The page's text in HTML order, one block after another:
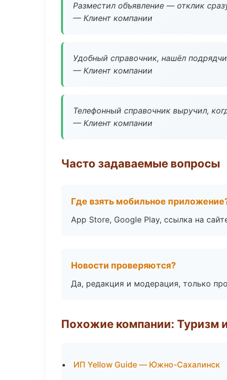
Разместил объявление — отклик
— Клиент компании
Удобный справочник, нашёл
— Клиент компании
Телефонный справочник выручил,
— Клиент компании
Часто задаваемые вопросы
Где взять мобильное
App Store, Google Play, ссылка на
Новости проверяются?
Да, редакция и модерация, только
Похожие компании: Туризм
ИП Yellow Guide — Южно-Сахалинск